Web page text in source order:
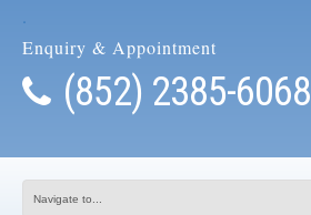
Enquiry & Appointment
(852) 2385-6068